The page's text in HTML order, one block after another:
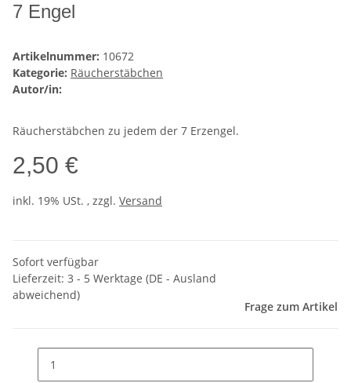
7 Engel
Artikelnummer: 10672
Kategorie: Räucherstäbchen
Autor/in:
Räucherstäbchen zu jedem der 7 Erzengel.
2,50 €
inkl. 19% USt. , zzgl. Versand
Sofort verfügbar
Lieferzeit: 3 - 5 Werktage (DE - Ausland
abweichend)
Frage zum Artikel